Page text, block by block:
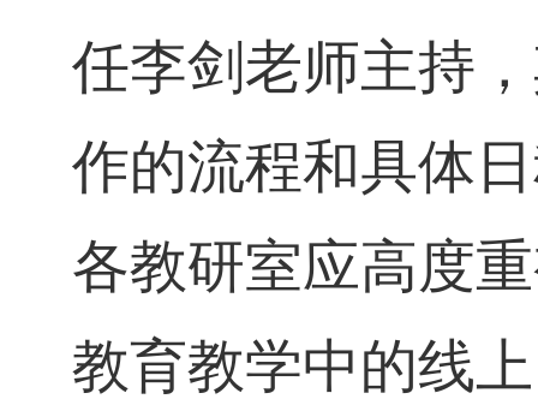
任李剑老师主持
作的流程和具体
各教研室应高度
教育教学中的线